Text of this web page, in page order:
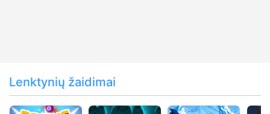
Lenktynių žaidimai